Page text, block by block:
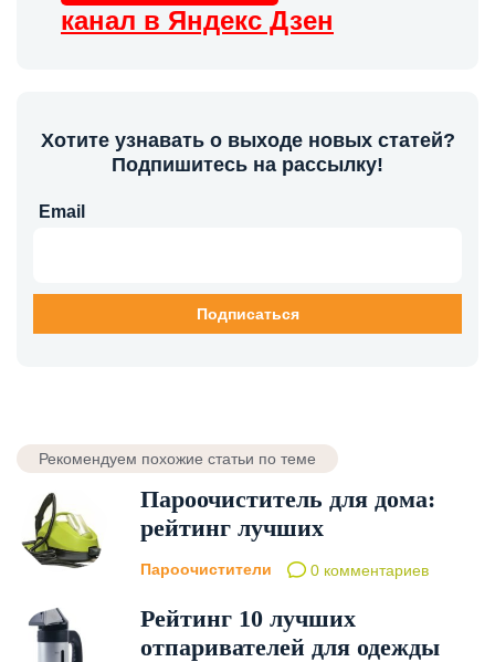
канал в Яндекс Дзен
Хотите узнавать о выходе новых статей?
Подпишитесь на рассылку!
Email
Рекомендуем похожие статьи по теме
Пароочиститель для дома:
рейтинг лучших
Пароочистители 0 комментариев
Рейтинг 10 лучших
отпаривателей для одежды